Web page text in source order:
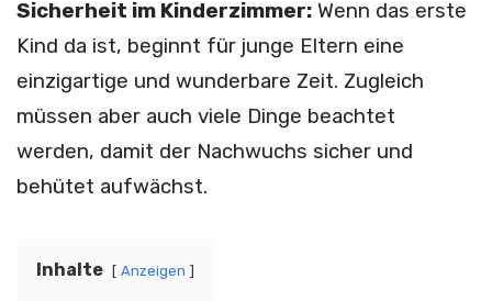
Sicherheit im Kinderzimmer: Wenn das erste
Kind da ist, beginnt für junge Eltern eine
einzigartige und wunderbare Zeit. Zugleich
müssen aber auch viele Dinge beachtet
werden, damit der Nachwuchs sicher und
behütet aufwächst.
Inhalte Anzeigen